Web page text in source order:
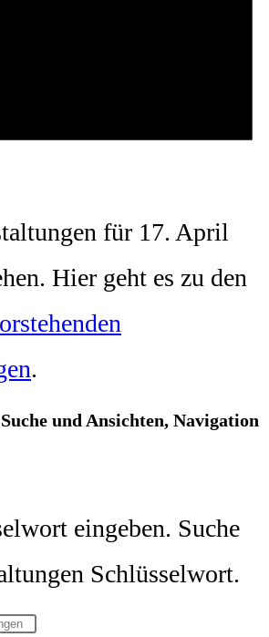
für 17. April
Hier geht es zu den
.
und Ansichten, Navigation
eingeben. Suche
Schlüsselwort.